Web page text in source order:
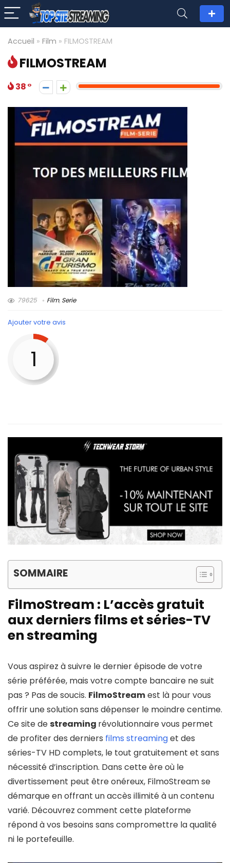
Accueil » Film » FILMOSTREAM
FILMOSTREAM
38
79625 Film, Serie
Ajouter votre avis
1
SOMMAIRE
FilmoStream : L’accès gratuit
aux derniers films et séries-TV
en streaming
Vous aspirez à suivre le dernier épisode de votre
série préférée, mais votre compte bancaire ne suit
pas ? Pas de soucis. FilmoStreamest là pour vous
offrir une solution sans dépenser le moindre centime.
Ce site destreaming révolutionnaire vous permet
de profiter des derniers films streaminget des
séries-TV HD complets, le tout gratuitement et sans
nécessité d’inscription. Dans cette ère où le
divertissement peut être onéreux, FilmoStream se
démarque en offrant un accès illimité à un contenu
varié. Découvrez comment cette plateforme
répond à vos besoins sans compromettre la qualité
ni le portefeuille.